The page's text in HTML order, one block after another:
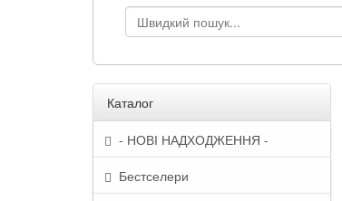
Каталог
- НОВІ НАДХОДЖЕННЯ -
Бестселери